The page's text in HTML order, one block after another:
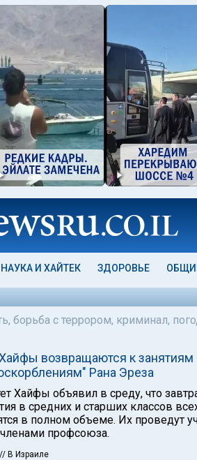
НАУКА И ХАЙТЕК ЗДОРОВЬЕ
борьба с террором, криминал,
возвращаются к занятиям
Рана Эреза
Хайфы объявил в среду, что
в средних и старших классов
в полном объеме. Их проведут
профсоюза.
// В Израиле